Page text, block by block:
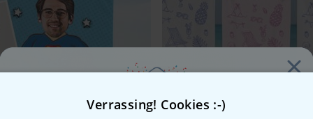
Verrassing! Cookies :-)